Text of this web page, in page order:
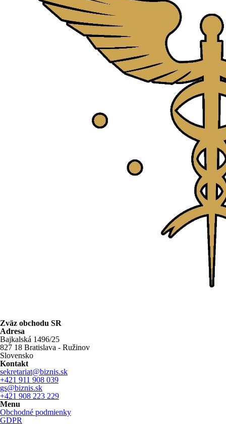
Zväz obchodu SR
Adresa
Bajkalská 1496/25
827 18 Bratislava - Ružinov
Slovensko
Kontakt
sekretariat@biznis.sk
+421 911 908 039
gs@biznis.sk
+421 908 223 229
Menu
Obchodné podmienky
GDPR